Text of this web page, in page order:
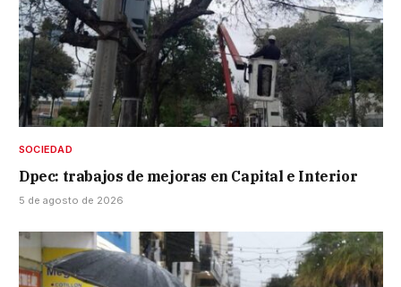
SOCIEDAD
Dpec: trabajos de mejoras en Capital e Interior
5 de agosto de 2026